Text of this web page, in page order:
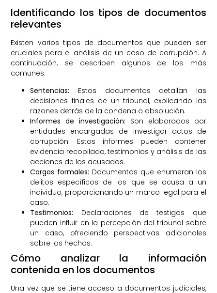
Identificando los tipos de documentos
relevantes
Existen varios tipos de documentos que pueden ser
cruciales para el análisis de un caso de corrupción. A
continuación, se describen algunos de los más
comunes:
Sentencias: Estos documentos detallan las
decisiones finales de un tribunal, explicando las
razones detrás de la condena o absolución.
Informes de investigación: Son elaborados por
entidades encargadas de investigar actos de
corrupción. Estos informes pueden contener
evidencia recopilada, testimonios y análisis de las
acciones de los acusados.
Cargos formales: Documentos que enumeran los
delitos específicos de los que se acusa a un
individuo, proporcionando un marco legal para el
caso.
Testimonios: Declaraciones de testigos que
pueden influir en la percepción del tribunal sobre
un caso, ofreciendo perspectivas adicionales
sobre los hechos.
Cómo analizar la información
contenida en los documentos
Una vez que se tiene acceso a documentos judiciales,